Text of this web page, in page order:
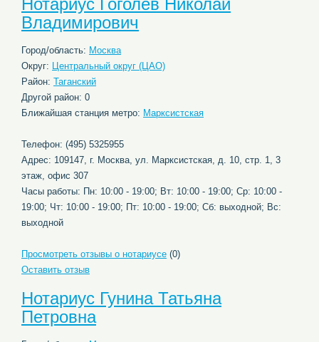
Нотариус Гоголев Николай
Владимирович
Город/область: Москва
Округ: Центральный округ (ЦАО)
Район: Таганский
Другой район: 0
Ближайшая станция метро: Марксистская
Телефон: (495) 5325955
Адрес: 109147, г. Москва, ул. Марксистская, д. 10, стр. 1, 3
этаж, офис 307
Часы работы: Пн: 10:00 - 19:00; Вт: 10:00 - 19:00; Ср: 10:00 -
19:00; Чт: 10:00 - 19:00; Пт: 10:00 - 19:00; Сб: выходной; Вс:
выходной
Просмотреть отзывы о нотариусе (0)
Оставить отзыв
Нотариус Гунина Татьяна
Петровна